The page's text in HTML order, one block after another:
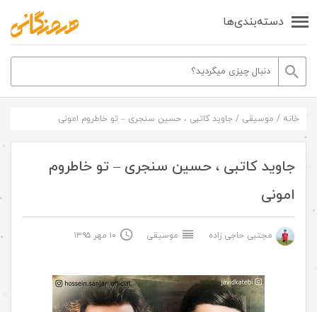
دسته‌بندی‌ها
خانه / موسیقی / جاوید کاتبی ، حسین سنجری – تو خاطروم امونی
جاوید کاتبی ، حسین سنجری – تو خاطروم
امونی
مجتبی حاجی زاده موسیقی ۱۰ مهر ۱۳۹۵